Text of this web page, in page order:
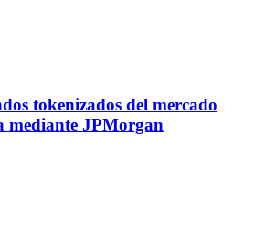
tokenizados del mercado
mediante JPMorgan